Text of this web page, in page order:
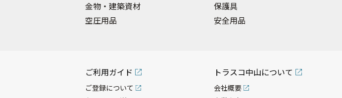
金物・建築資材
空圧用品
保護具
安全用品
ご利用ガイド
ご登録について
トラスコ中山について
会社概要